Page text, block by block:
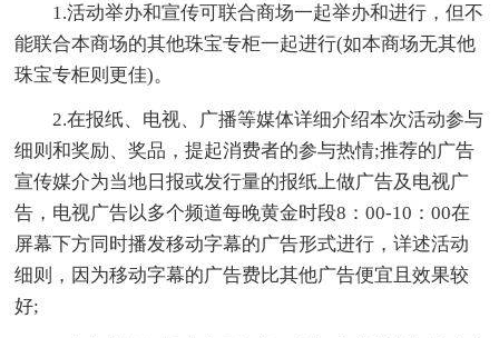
1.活动举办和宣传可联合商场一起举办和进行，但不
能联合本商场的其他珠宝专柜一起进行(如本商场无其他
珠宝专柜则更佳)。
2.在报纸、电视、广播等媒体详细介绍本次活动参与
细则和奖励、奖品，提起消费者的参与热情;推荐的广告
宣传媒介为当地日报或发行量的报纸上做广告及电视广
告，电视广告以多个频道每晚黄金时段8：00-10：00在
屏幕下方同时播发移动字幕的广告形式进行，详述活动
细则，因为移动字幕的广告费比其他广告便宜且效果较
好;